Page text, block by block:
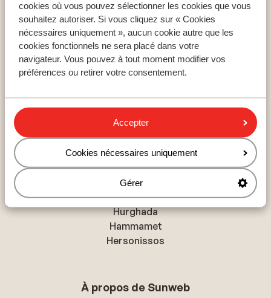
cookies où vous pouvez sélectionner les cookies que vous
souhaitez autoriser. Si vous cliquez sur « Cookies
nécessaires uniquement », aucun cookie autre que les
cookies fonctionnels ne sera placé dans votre
navigateur. Vous pouvez à tout moment modifier vos
préférences ou retirer votre consentement.
Accepter
Cookies nécessaires uniquement
Gérer
Pays populaires
Espagne
Égypte
Tunisie
Régions populaires
Mer Rouge
Golfe d'Hammamet
Destinations populaires
Hurghada
Hammamet
Hersonissos
À propos de Sunweb